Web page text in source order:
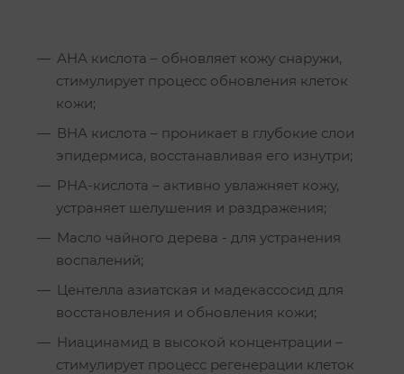
АНА кислота – обновляет кожу снаружи,
стимулирует процесс обновления клеток
кожи;
ВНА кислота – проникает в глубокие слои
эпидермиса, восстанавливая его изнутри;
РНА-кислота – активно увлажняет кожу,
устраняет шелушения и раздражения;
Масло чайного дерева - для устранения
воспалений;
Центелла азиатская и мадекассосид для
восстановления и обновления кожи;
Ниацинамид в высокой концентрации –
стимулирует процесс регенерации клеток